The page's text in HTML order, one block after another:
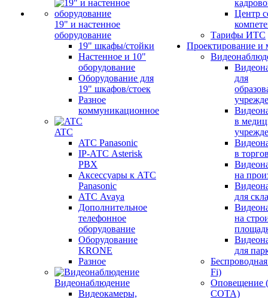
19" и настенное
оборудование
19" шкафы/стойки
Настенное и 10"
оборудование
Оборудование для
19" шкафов/стоек
Разное
коммуникационное
ATC
ATC Panasonic
IP-АТС Asterisk
PBX
Аксессуары к АТС
Panasonic
АТС Avaya
Дополнительное
телефонное
оборудование
Оборудование
KRONE
Разное
Видеонаблюдение
Видеокамеры,
Центр
Тарифы ИТС
Проектирование и
для
в
в
на
для
на
для
Fi)
СОТА)